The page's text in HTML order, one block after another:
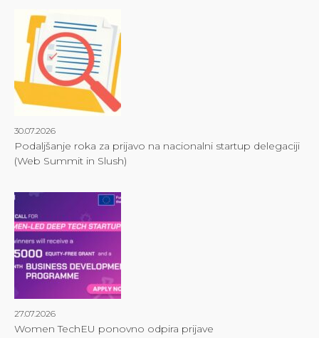
30.07.2026
Podaljšanje roka za prijavo na nacionalni startup delegaciji
(Web Summit in Slush)
27.07.2026
Women TechEU ponovno odpira prijave